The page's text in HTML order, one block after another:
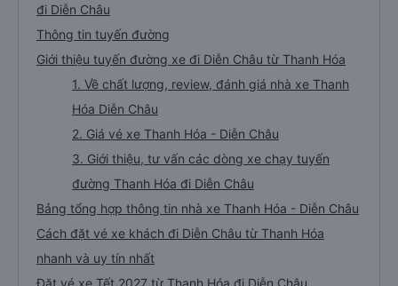
đi Diễn Châu
Thông tin tuyến đường
Giới thiệu tuyến đường xe đi Diễn Châu từ Thanh Hóa
1. Về chất lượng, review, đánh giá nhà xe Thanh
Hóa Diễn Châu
2. Giá vé xe Thanh Hóa - Diễn Châu
3. Giới thiệu, tư vấn các dòng xe chạy tuyến
đường Thanh Hóa đi Diễn Châu
Bảng tổng hợp thông tin nhà xe Thanh Hóa - Diễn Châu
Cách đặt vé xe khách đi Diễn Châu từ Thanh Hóa
nhanh và uy tín nhất
Đặt vé xe Tết 2027 từ Thanh Hóa đi Diễn Châu